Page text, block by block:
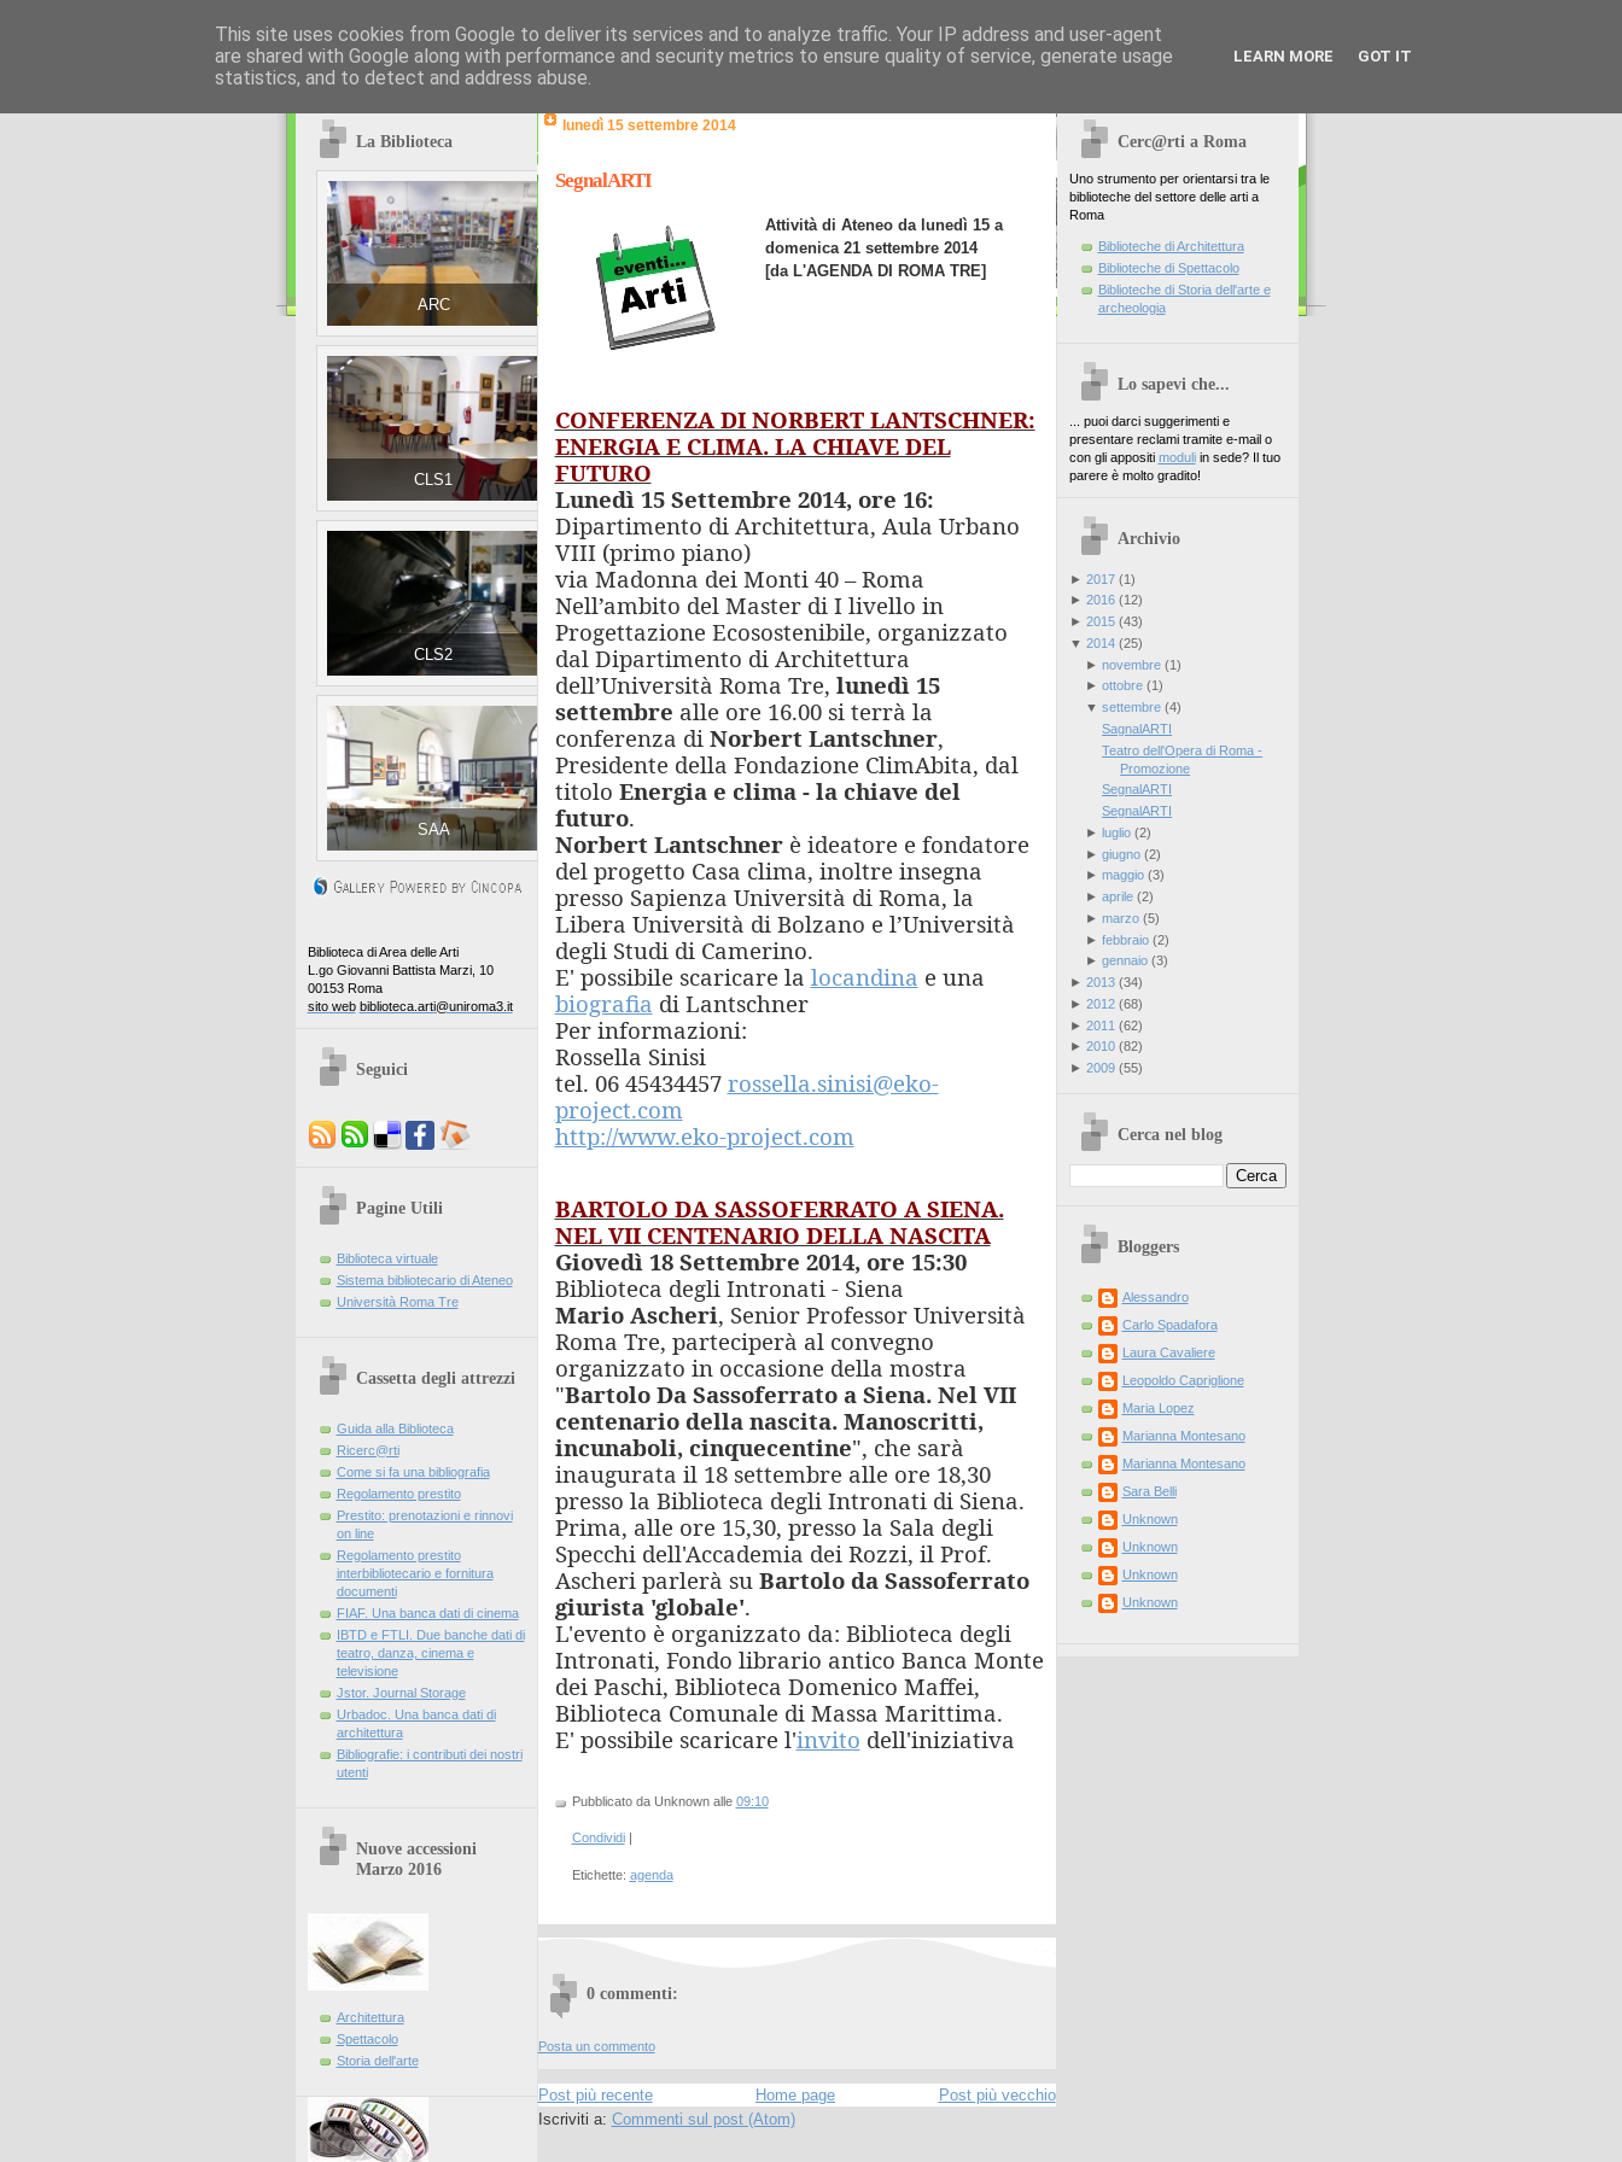
La Biblioteca
ARC
CLS1
CLS2
SAA
Biblioteca di Area delle Arti
L.go Giovanni Battista Marzi, 10
00153 Roma
sito web biblioteca.arti@uniroma3.it
Seguici
Pagine Utili
Biblioteca virtuale
Sistema bibliotecario di Ateneo
Università Roma Tre
Cassetta degli attrezzi
Guida alla Biblioteca
Ricerc@rti
Come si fa una bibliografia
Regolamento prestito
Prestito: prenotazioni e rinnovi
on line
Regolamento prestito
interbibliotecario e fornitura
documenti
FIAF. Una banca dati di cinema
IBTD e FTLI. Due banche dati di
teatro, danza, cinema e
televisione
Jstor. Journal Storage
Urbadoc. Una banca dati di
architettura
Bibliografie: i contributi dei nostri
utenti
Nuove accessioni
Marzo 2016
Architettura
Spettacolo
Storia dell'arte
lunedì 15 settembre 2014
SegnalARTI
Attività di Ateneo da lunedì 15 a
domenica 21 settembre 2014
[da L'AGENDA DI ROMA TRE]
CONFERENZA DI NORBERT LANTSCHNER:
ENERGIA E CLIMA. LA CHIAVE DEL
FUTURO
Lunedì 15 Settembre 2014, ore 16:
Dipartimento di Architettura, Aula Urbano
VIII (primo piano)
via Madonna dei Monti 40 – Roma
Nell’ambito del Master di I livello in
Progettazione Ecosostenibile, organizzato
dal Dipartimento di Architettura
dell’Università Roma Tre, lunedì 15
settembre alle ore 16.00 si terrà la
conferenza di Norbert Lantschner,
Presidente della Fondazione ClimAbita, dal
titolo Energia e clima - la chiave del
futuro.
Norbert Lantschnerè ideatore e fondatore
del progetto Casa clima, inoltre insegna
presso Sapienza Università di Roma, la
Libera Università di Bolzano e l’Università
degli Studi di Camerino.
E' possibile scaricare la locandina e una
biografia di Lantschner
Per informazioni:
Rossella Sinisi
tel. 06 45434457 rossella.sinisi@eko-
project.com
http://www.eko-project.com
BARTOLO DA SASSOFERRATO A SIENA.
NEL VII CENTENARIO DELLA NASCITA
Giovedì 18 Settembre 2014, ore 15:30
Biblioteca degli Intronati - Siena
Mario Ascheri, Senior Professor Università
Roma Tre, parteciperà al convegno
organizzato in occasione della mostra
"Bartolo Da Sassoferrato a Siena. Nel VII
centenario della nascita. Manoscritti,
incunaboli, cinquecentine", che sarà
inaugurata il 18 settembre alle ore 18,30
presso la Biblioteca degli Intronati di Siena.
Prima, alle ore 15,30, presso la Sala degli
Specchi dell'Accademia dei Rozzi, il Prof.
Ascheri parlerà su Bartolo da Sassoferrato
giurista 'globale'.
L'evento è organizzato da: Biblioteca degli
Intronati, Fondo librario antico Banca Monte
dei Paschi, Biblioteca Domenico Maffei,
Biblioteca Comunale di Massa Marittima.
E' possibile scaricare l'invito dell'iniziativa
Pubblicato da Unknown alle 09:10
Condividi |
Etichette: agenda
0 commenti:
Posta un commento
Post più recente Post più vecchio
Home page
Iscriviti a: Commenti sul post (Atom)
Cerc@rti a Roma
Uno strumento per orientarsi tra le
biblioteche del settore delle arti a
Roma
Biblioteche di Architettura
Biblioteche di Spettacolo
Biblioteche di Storia dell'arte e
archeologia
Lo sapevi che...
... puoi darci suggerimenti e
presentare reclami tramite e-mail o
con gli appositi moduliin sede? Il tuo
parere è molto gradito!
Archivio
► 2017(1)
► 2016(12)
► 2015(43)
▼ 2014(25)
► novembre(1)
► ottobre(1)
▼ settembre(4)
SagnalARTI
Teatro dell'Opera di Roma -
Promozione
SegnalARTI
SegnalARTI
► luglio(2)
► giugno(2)
► maggio(3)
► aprile(2)
► marzo(5)
► febbraio(2)
► gennaio(3)
► 2013(34)
► 2012(68)
► 2011 (62)
► 2010(82)
► 2009(55)
Cerca nel blog
Bloggers
Alessandro
Carlo Spadafora
Laura Cavaliere
Leopoldo Capriglione
Maria Lopez
Marianna Montesano
Marianna Montesano
Sara Belli
Unknown
Unknown
Unknown
Unknown
This site uses cookies from Google to deliver its services and to analyze traffic. Your IP address and user-agent
are shared with Google along with performance and security metrics to ensure quality of service, generate usage
statistics, and to detect and address abuse.
LEARN MORE GOT IT